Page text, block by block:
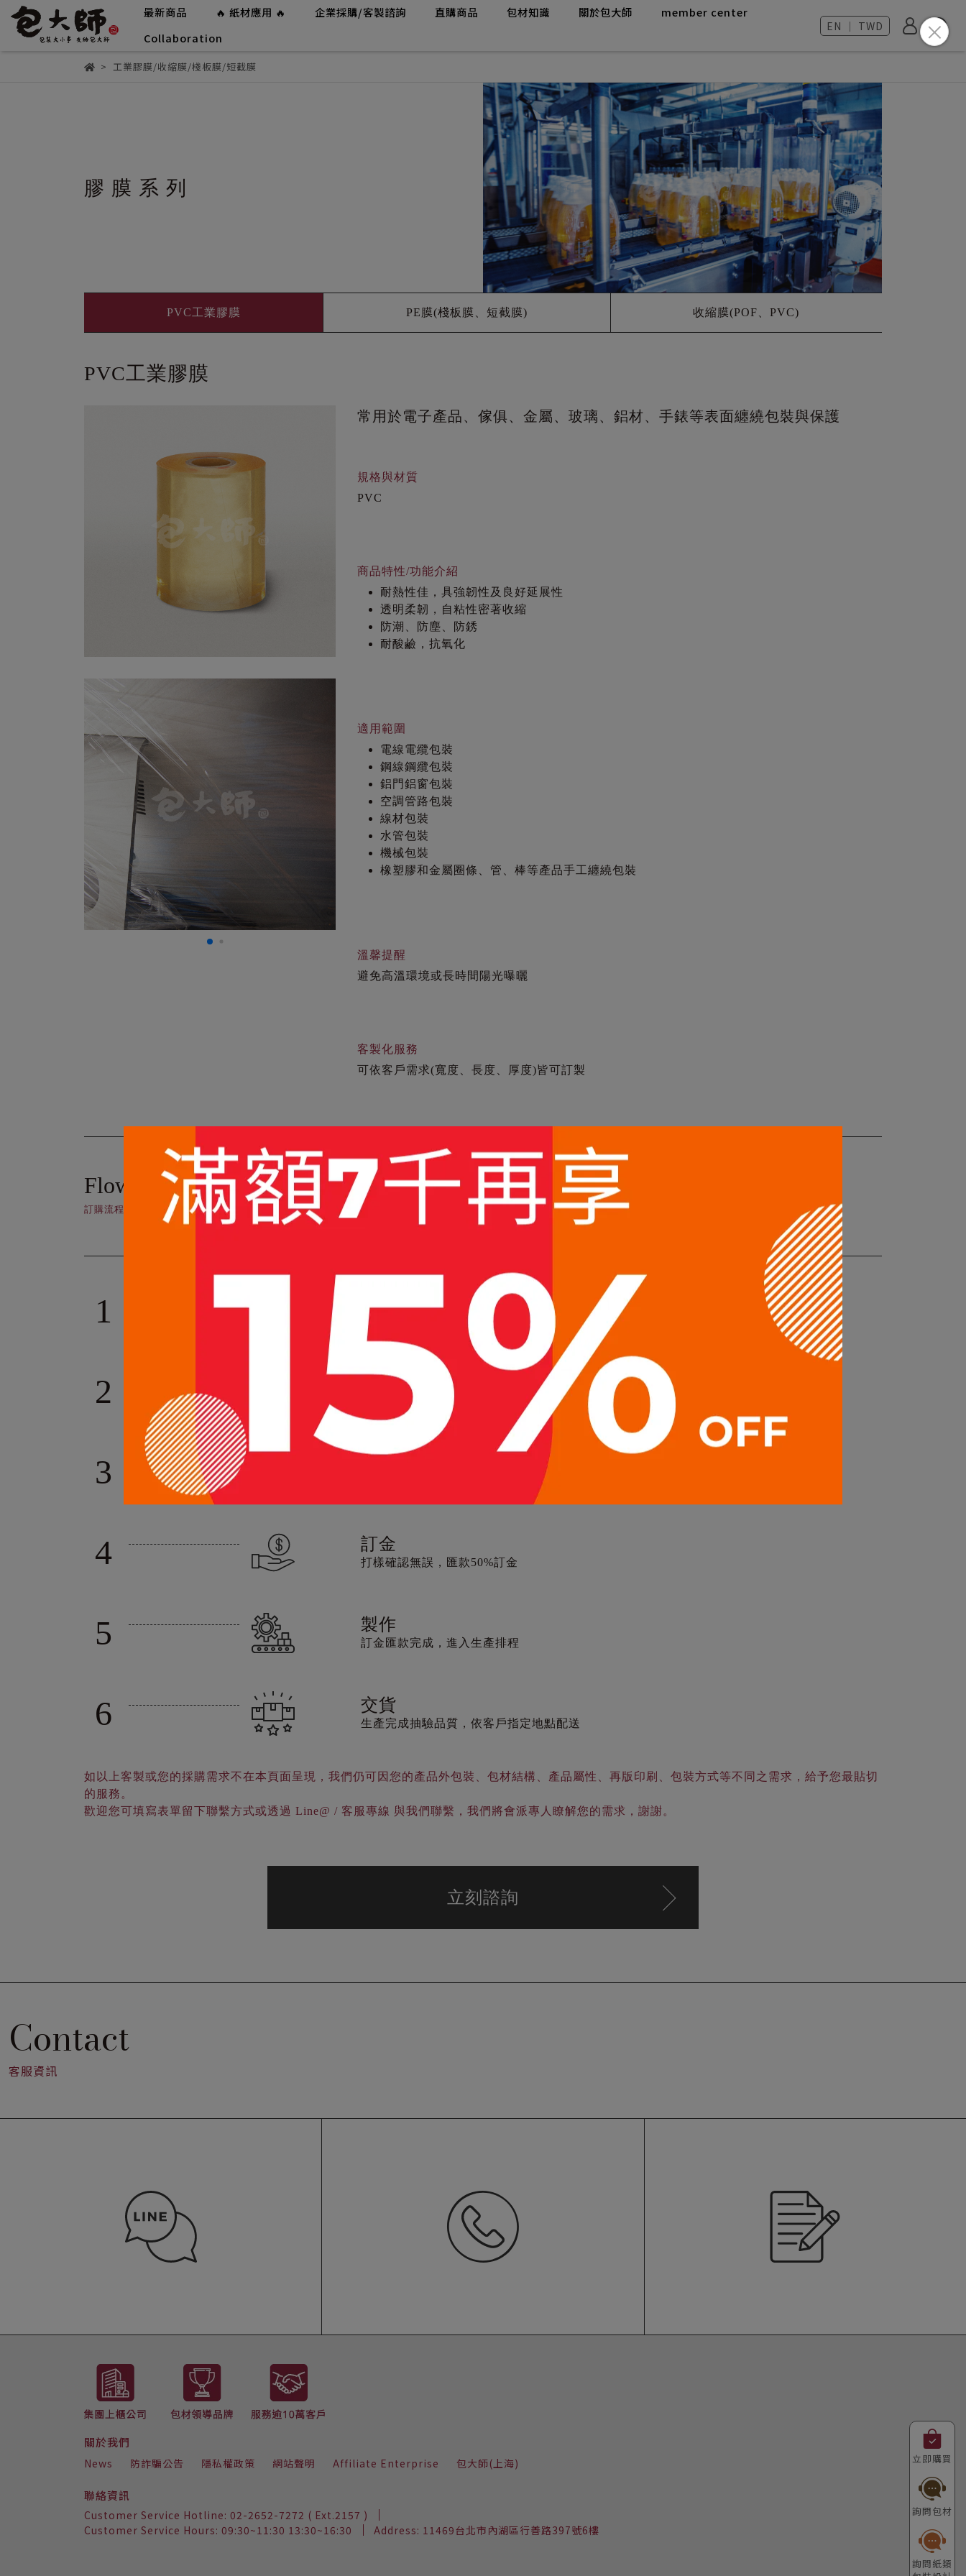
最新商品 🔥 紙材應用 🔥 企業採購/客製諮詢 直購商品 包材知識 關於包大師
member center
Collaboration
EN ｜ TWD
工業膠膜/收縮膜/棧板膜/短截膜
膠膜系列
PVC工業膠膜 PE膜(棧板膜、短截膜) 收縮膜(POF、PVC)
PVC工業膠膜
常用於電子產品、傢俱、金屬、玻璃、鋁材、手錶等表面纏繞包裝與保護
規格與材質
PVC
商品特性/功能介紹
耐熱性佳，具強韌性及良好延展性
透明柔韌，自粘性密著收縮
防潮、防塵、防銹
耐酸鹼，抗氧化
適用範圍
電線電纜包裝
鋼線鋼纜包裝
鋁門鋁窗包裝
空調管路包裝
線材包裝
水管包裝
機械包裝
橡塑膠和金屬圈條、管、棒等產品手工纏繞包裝
溫馨提醒
避免高溫環境或長時間陽光曝曬
客製化服務
可依客戶需求(寬度、長度、厚度)皆可訂製
Flow
訂購流程
1 詢價
請提供客製商品需求(如：款式、材質、規格、尺寸、印刷方式等)
2 報價
確認需求完成後，發出正式報價單
3 報價單回簽/用印，依需求進行打樣
4 訂金
打樣確認無誤，匯款50%訂金
5 製作
訂金匯款完成，進入生產排程
6 交貨
生產完成抽驗品質，依客戶指定地點配送
如以上客製或您的採購需求不在本頁面呈現，我們仍可因您的產品外包裝、包材結構、產品屬性、再版印刷、包裝方式等不同之需求，給予您最貼切
的服務。
歡迎您可填寫表單留下聯繫方式或透過 Line@ / 客服專線 與我們聯繫，我們將會派專人瞭解您的需求，謝謝。
立刻諮詢
Contact
客服資訊
LINE ID : @223iwizi
立即購買
詢問包材
詢問紙類
關於我們
News 防詐騙公告 隱私權政策 網站聲明 Affiliate Enterprise 包大師(上海)
聯絡資訊
Customer Service Hotline: 02-2652-7272 ( Ext.2157 )
Customer Service Hours: 09:30~11:30 13:30~16:30
Address: 11469台北市內湖區行善路397號6樓